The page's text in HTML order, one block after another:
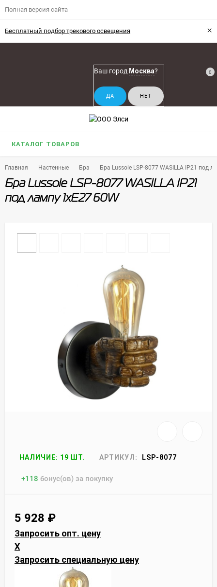
Полная версия сайта
Бесплатный подбор трекового освещения ×
Ваш город Москва? 0
КАТАЛОГ ТОВАРОВ
Главная Настенные Бра Бра Lussole LSP-8077 WASILLA IP21 под
Бра Lussole LSP-8077 WASILLA IP21
под лампу 1xE27 60W
НАЛИЧИЕ: 19 ШТ. АРТИКУЛ: LSP-8077
+118 бонус(ов) за покупку
5 928 ₽
Запросить опт. цену
X
Запросить специальную цену